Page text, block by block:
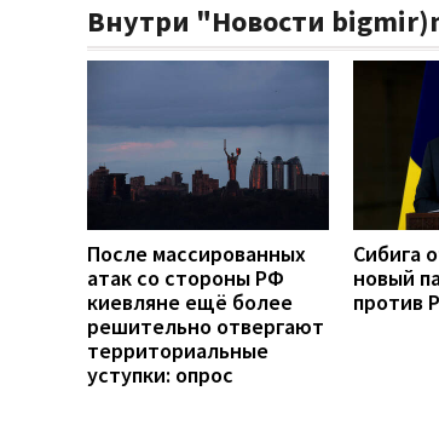
Внутри "Новости
После массированных
атак со стороны РФ
киевляне ещё более
решительно отвергают
территориальные
уступки: опрос
Сибига
новый
против